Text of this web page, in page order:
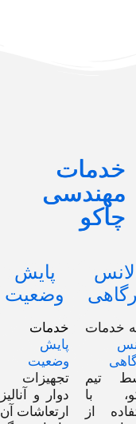
خدمات
مهندسی
چاکو
خدمات
تیم
با
از
پایش
وضعیت
خدمات
پایش
وضعیت
تجهیزات
دوار و آنالیز
ارتعاشات آن